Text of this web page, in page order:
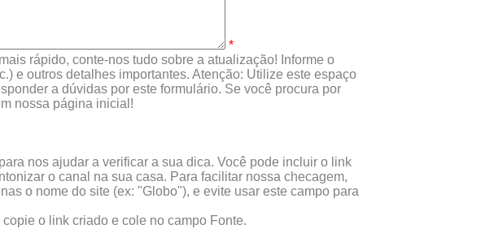
*
rápido, conte-nos tudo sobre a atualização! Informe o
e outros detalhes importantes. Atenção: Utilize este espaço
a dúvidas por este formulário. Se você procura por
nossa página inicial!
nos ajudar a verificar a sua dica. Você pode incluir o link
o canal na sua casa. Para facilitar nossa checagem,
o nome do site (ex: "Globo"), e evite usar este campo para
copie o link criado e cole no campo Fonte.